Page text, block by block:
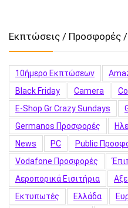
Εκπτώσεις / Προσφορές
10ήμερο Εκπτώσεων
Black Friday
Camera
E-Shop.gr Crazy Sundays
Germanos Προσφορές
News
PC Public
Vodafone Προσφορές
Αεροπορικά Εισιτήρια
Εκτυπωτές
Ελλάδα